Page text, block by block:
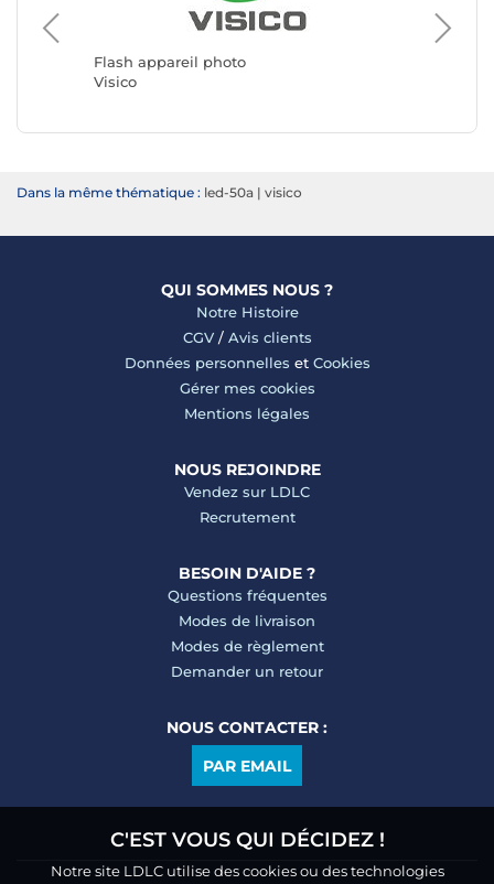
Flash appareil photo
Visico
Flash
Starblitz
Dans la même thématique : led-50a | visico
QUI SOMMES NOUS ?
Notre Histoire
CGV/ Avis clients
Données personnelles et Cookies
Gérer mes cookies
Mentions légales
NOUS REJOINDRE
Vendez sur LDLC
Recrutement
BESOIN D'AIDE ?
Questions fréquentes
Modes de livraison
Modes de règlement
Demander un retour
NOUS CONTACTER :
PAR EMAIL
C'EST VOUS QUI DÉCIDEZ !
Notre site LDLC utilise des cookies ou des technologies